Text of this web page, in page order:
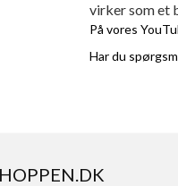
virker som et
På vores
Har du